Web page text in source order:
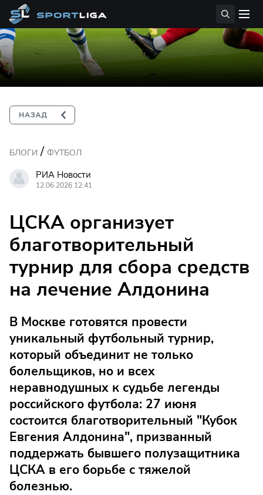
БЛОГИ / ФУТБОЛ
РИА Новости
12.06.2026 12:41
ЦСКА организует
благотворительный
турнир для сбора средств
на лечение Алдонина
В Москве готовятся провести
уникальный футбольный турнир,
который объединит не только
болельщиков, но и всех
неравнодушных к судьбе легенды
российского футбола: 27 июня
состоится благотворительный "Кубок
Евгения Алдонина", призванный
поддержать бывшего полузащитника
ЦСКА в его борьбе с тяжелой
болезнью.